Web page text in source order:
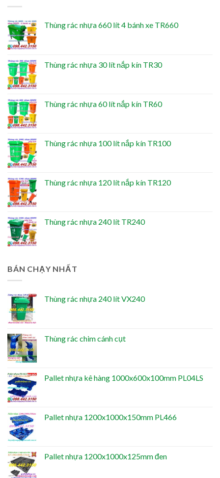
Thùng rác nhựa 660 lít 4 bánh xe TR660
Thùng rác nhựa 30 lít nắp kín TR30
Thùng rác nhựa 60 lít nắp kín TR60
Thùng rác nhựa 100 lít nắp kín TR100
Thùng rác nhựa 120 lít nắp kín TR120
Thùng rác nhựa 240 lít TR240
BÁN CHẠY NHẤT
Thùng rác nhựa 240 lít VX240
Thùng rác chim cánh cụt
Pallet nhựa kê hàng 1000x600x100mm PL04LS
Pallet nhựa 1200x1000x150mm PL466
Pallet nhựa 1200x1000x125mm đen